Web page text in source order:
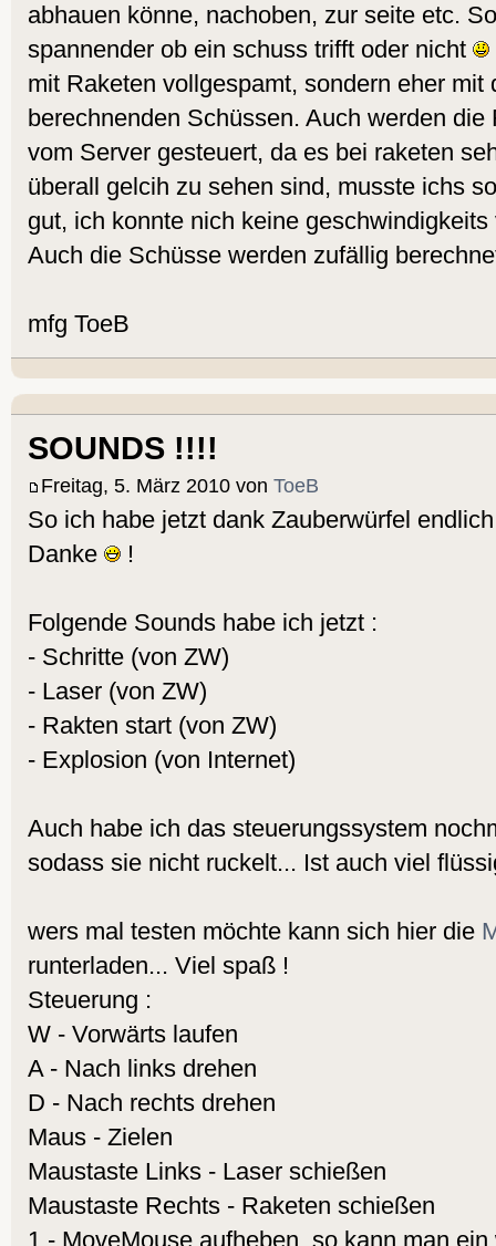
abhauen könne, nachoben, zur seite etc.
spannender ob ein schuss trifft oder nicht
mit Raketen vollgespamt, sondern eher mit
berechnenden Schüssen. Auch werden
vom Server gesteuert, da es bei raketen
überall gelcih zu sehen sind, musste ichs
gut, ich konnte nich keine
Auch die Schüsse werden zufällig
mfg ToeB
SOUNDS !!!!
Freitag, 5. März 2010 von ToeB
So ich habe jetzt dank Zauberwürfel
Danke
!
Folgende Sounds habe ich jetzt :
- Schritte (von ZW)
- Laser (von ZW)
- Rakten start (von ZW)
- Explosion (von Internet)
Auch habe ich das steuerungssystem
sodass sie nicht ruckelt... Ist auch viel
wers mal testen möchte kann sich hier die
runterladen... Viel spaß !
Steuerung :
W - Vorwärts laufen
A - Nach links drehen
D - Nach rechts drehen
Maus - Zielen
Maustaste Links - Laser schießen
Maustaste Rechts - Raketen schießen
1 - MoveMouse aufheben, so kann man